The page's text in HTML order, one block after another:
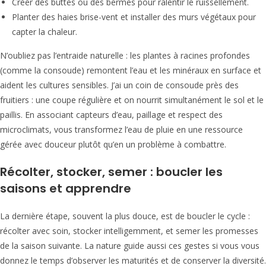
Planter des haies brise-vent et installer des murs végétaux pour
capter la chaleur.
N’oubliez pas l’entraide naturelle : les plantes à racines profondes
(comme la consoude) remontent l’eau et les minéraux en surface et
aident les cultures sensibles. J’ai un coin de consoude près des
fruitiers : une coupe régulière et on nourrit simultanément le sol et le
paillis. En associant capteurs d’eau, paillage et respect des
microclimats, vous transformez l’eau de pluie en une ressource
gérée avec douceur plutôt qu’en un problème à combattre.
Récolter, stocker, semer : boucler les
saisons et apprendre
La dernière étape, souvent la plus douce, est de boucler le cycle :
récolter avec soin, stocker intelligemment, et semer les promesses
de la saison suivante. La nature guide aussi ces gestes si vous vous
donnez le temps d’observer les maturités et de conserver la diversité.